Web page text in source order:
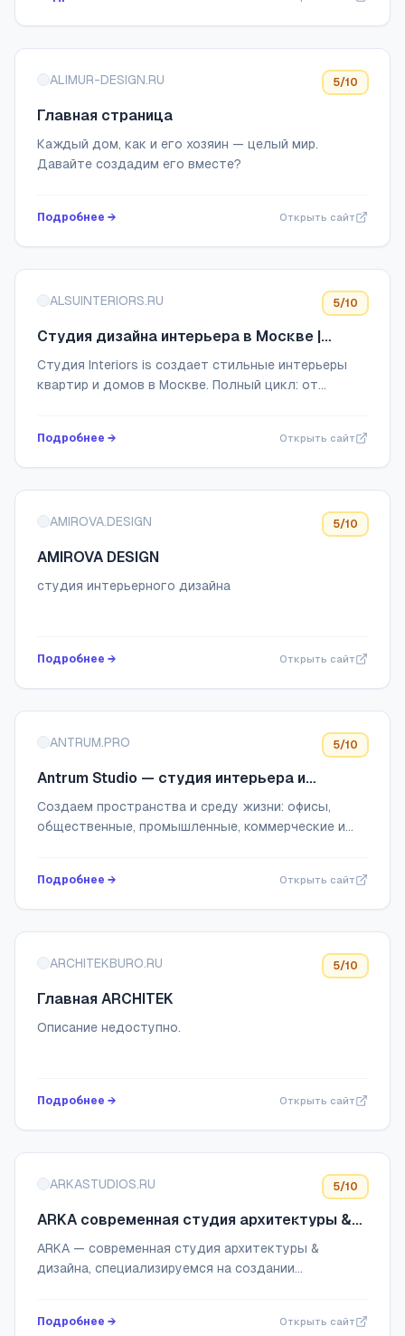
ALIMUR-DESIGN.RU 5/10
Главная страница
Каждый дом, как и его хозяин — целый мир.
Давайте создадим его вместе?
Подробнее → Открыть сайт
ALSUINTERIORS.RU 5/10
Студия дизайна интерьера в Москве |
Проекты квартир и домов под ключ
Студия Interiors is создает стильные интерьеры
квартир и домов в Москве. Полный цикл: от
Б...
Подробнее → Открыть сайт
AMIROVA.DESIGN 5/10
AMIROVA DESIGN
cтудия интерьерного дизайна
Подробнее → Открыть сайт
ANTRUM.PRO 5/10
Antrum Studio — студия интерьера и
архитектуры Олега Пигулевского
Создаем пространства и среду жизни: офисы,
общественные, промышленные, коммерческие и
Подробнее → Открыть сайт
ARCHITEKBURO.RU 5/10
Главная ARCHITEK
Описание недоступно.
Подробнее → Открыть сайт
ARKASTUDIOS.RU 5/10
ARKA современная студия архитектуры &
дизайна
ARKA — современная студия архитектуры &
дизайна, специализируемся на создании
Санкт-Петербур...
Подробнее → Открыть сайт